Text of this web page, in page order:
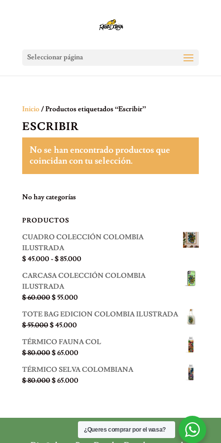
Seleccionar página
Inicio/ Productos etiquetados “Escribir”
ESCRIBIR
No se han encontrado productos que
coincidan con tu selección.
No hay categorías
PRODUCTOS
CUADRO COLECCIÓN COLOMBIA
ILUSTRADA
$45.000-$85.000Rango
precios:
hasta
CARCASA COLECCIÓN COLOMBIA
ILUSTRADA
$60.000El
original
era:
$ 60.000.
$55.000El
actual
$ 55.000.
TOTE BAG EDICION COLOMBIA ILUSTRADA
$55.000El
original
era:
$ 55.000.
$45.000El
actual
es:
$ 45.000.
TÉRMICO FAUNA COL
$80.000El
original
era:
$65.000El
actual
es:
TÉRMICO SELVA COLOMBIANA
$80.000El
$ 80.000.
$65.000El
$ 65.000.
¿Queres comprar por el wasa?